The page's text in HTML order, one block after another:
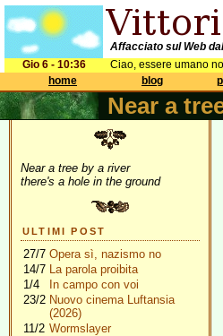
Affacciato sul Web
Gio 6 - 10:36
Ciao, essere umano
home
blog
Near a
Near a tree by a river
there's a hole in the ground
ULTIMI POST
27/7 Opera sì, nazismo no
14/7 La parola proibita
1/4
In campo con voi
23/2 Nuovo cinema Luftansia
(2026)
11/2 Wormslayer